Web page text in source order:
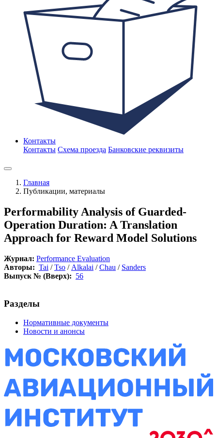
Контакты
Контакты Схема проезда Банковские реквизиты
Главная
Публикации, материалы
Performability Analysis of Guarded-
Operation Duration: A Translation
Approach for Reward Model Solutions
Журнал: Performance Evaluation
Авторы: Tai /Tso / Alkalai /Chau / Sanders
Выпуск № (Вверх): 56
Разделы
Нормативные документы
Новости и анонсы